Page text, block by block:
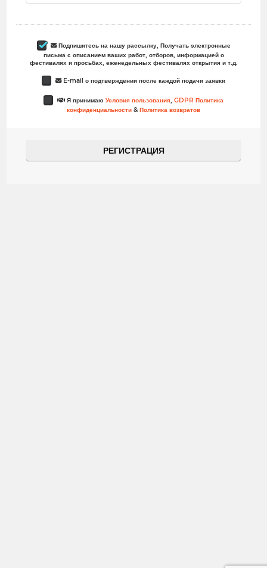
 Подпишитесь на нашу рассылку, Получать электронные
письма с описанием ваших работ, отборов, информацией о
фестивалях и просьбах, еженедельных фестивалях открытия и т.д.
 E-mail о подтверждении после каждой подачи заявки
 Я принимаю Условия пользования, GDPR Политика
конфиденциальности & Политика возвратов